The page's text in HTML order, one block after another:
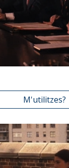
M'utilitzes?